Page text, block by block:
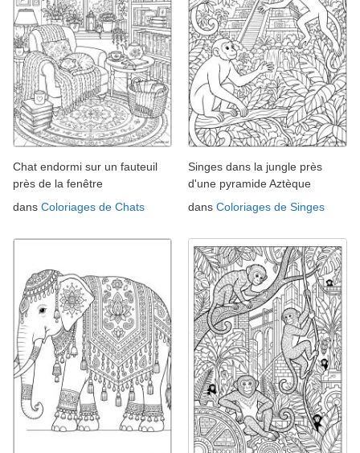
Chat endormi sur un fauteuil
près de la fenêtre
dans Coloriages de Chats
Singes dans la jungle près
d'une pyramide Aztèque
dans Coloriages de Singes